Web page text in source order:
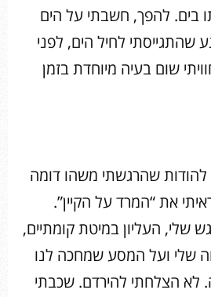
בים. להפך, חשבתי על הים
שהתגייסתי לחיל הים, לפני
שום בעיה מיוחדת בזמן
שהרגשתי משהו דומה
את “המרד על הקיין”.
שלי, העליון במיטת קומתיים,
שלי ועל המסע שמחכה לנו
לא הצלחתי להירדם. שכבתי